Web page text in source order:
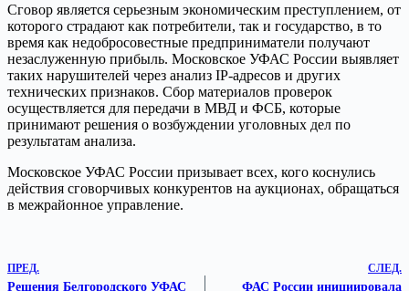
Сговор является серьезным экономическим преступлением, от
которого страдают как потребители, так и государство, в то
время как недобросовестные предприниматели получают
незаслуженную прибыль. Московское УФАС России выявляет
таких нарушителей через анализ IP-адресов и других
технических признаков. Сбор материалов проверок
осуществляется для передачи в МВД и ФСБ, которые
принимают решения о возбуждении уголовных дел по
результатам анализа.
Московское УФАС России призывает всех, кого коснулись
действия сговорчивых конкурентов на аукционах, обращаться
в межрайонное управление.
ПРЕД.
Решения Белгородского УФАС
СЛЕД.
ФАС России инициировала